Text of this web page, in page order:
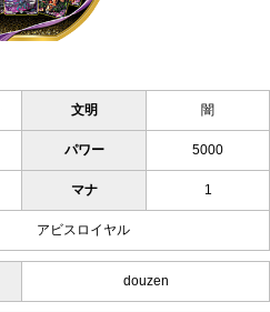
文明 闇
パワー 5000
マナ 1
アビスロイヤル
douzen